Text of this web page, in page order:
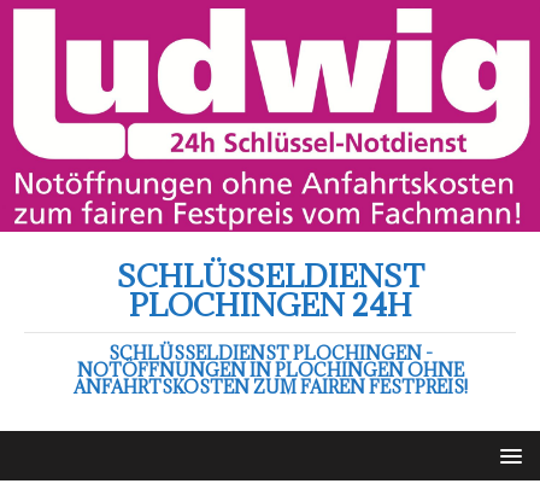
SCHLÜSSELDIENST
PLOCHINGEN 24H
SCHLÜSSELDIENST PLOCHINGEN -
NOTÖFFNUNGEN IN PLOCHINGEN OHNE
ANFAHRTSKOSTEN ZUM FAIREN FESTPREIS!